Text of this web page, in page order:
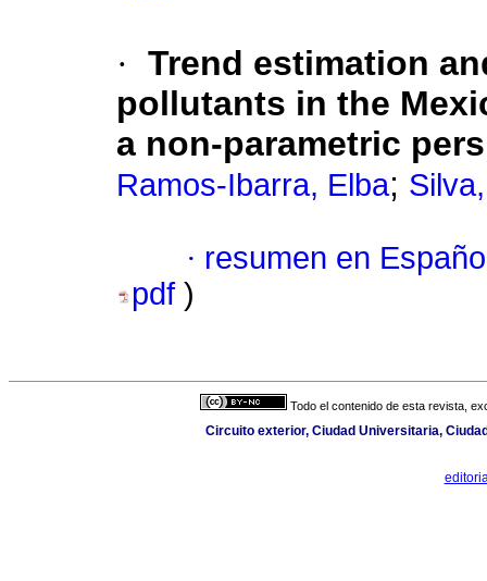
· Trend estimation
pollutants in the
a non-parametric
Ramos-Ibarra, Elba;
· resumen en
pdf )
Todo el contenido de esta revista,
Circuito exterior, Ciudad Universitaria,